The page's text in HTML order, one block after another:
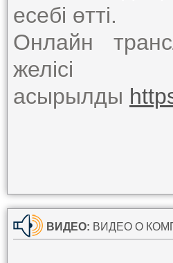
есебі өтті.
Онлайн
асырылды
ВИДЕО: ВИДЕО О